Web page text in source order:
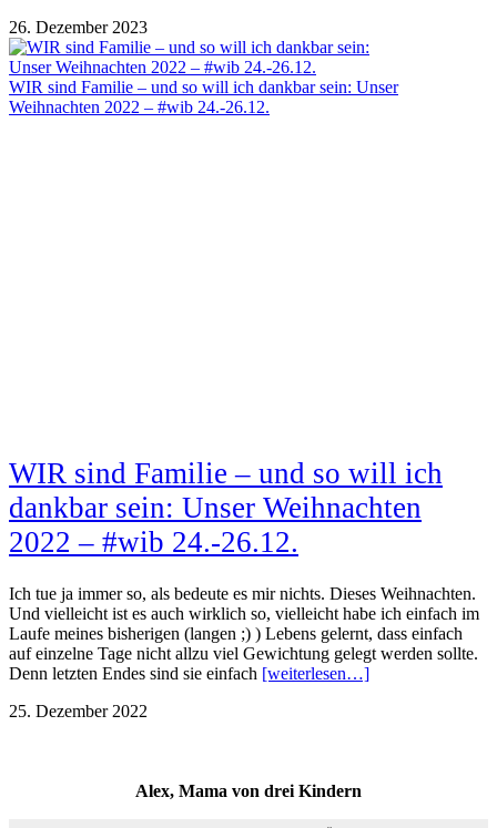
26. Dezember 2023
WIR sind Familie – und so will ich dankbar sein: Unser
Weihnachten 2022 – #wib 24.-26.12.
WIR sind Familie – und so will ich
dankbar sein: Unser Weihnachten
2022 – #wib 24.-26.12.
Ich tue ja immer so, als bedeute es mir nichts. Dieses Weihnachten.
Und vielleicht ist es auch wirklich so, vielleicht habe ich einfach im
Laufe meines bisherigen (langen ;) ) Lebens gelernt, dass einfach
auf einzelne Tage nicht allzu viel Gewichtung gelegt werden sollte.
Denn letzten Endes sind sie einfach [weiterlesen…]
25. Dezember 2022
Alex, Mama von drei Kindern